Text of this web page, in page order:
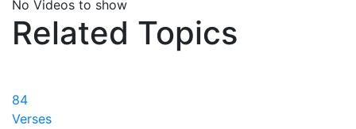
No Videos to show
Related Topics
84
Verses